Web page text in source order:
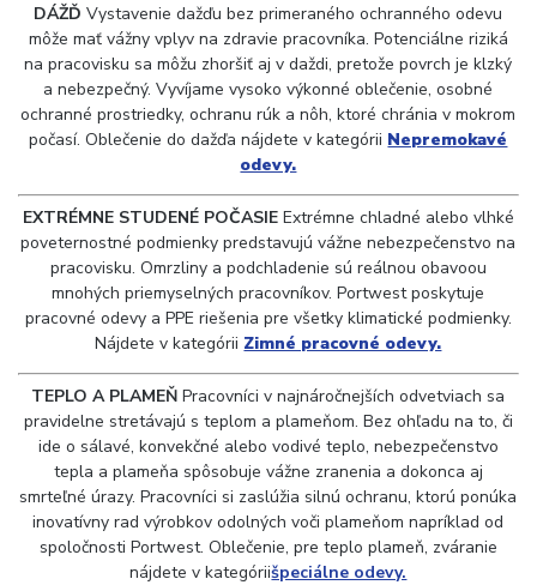
DÁŽĎVystavenie dažďu bez primeraného ochranného odevu
môže mať vážny vplyv na zdravie pracovníka. Potenciálne riziká
na pracovisku sa môžu zhoršiť aj v daždi, pretože povrch je klzký
a nebezpečný. Vyvíjame vysoko výkonné oblečenie, osobné
ochranné prostriedky, ochranu rúk a nôh, ktoré chránia v mokrom
počasí. Oblečenie do dažďa nájdete v kategórii Nepremokavé
odevy.
EXTRÉMNE STUDENÉ POČASIEExtrémne chladné alebo vlhké
poveternostné podmienky predstavujú vážne nebezpečenstvo na
pracovisku. Omrzliny a podchladenie sú reálnou obavoou
mnohých priemyselných pracovníkov. Portwest poskytuje
pracovné odevy a PPE riešenia pre všetky klimatické podmienky.
Nájdete v kategórii Zimné pracovné odevy.
TEPLO A PLAMEŇ Pracovníci v najnáročnejších odvetviach sa
pravidelne stretávajú s teplom a plameňom. Bez ohľadu na to, či
ide o sálavé, konvekčné alebo vodivé teplo, nebezpečenstvo
tepla a plameňa spôsobuje vážne zranenia a dokonca aj
smrteľné úrazy. Pracovníci si zaslúžia silnú ochranu, ktorú ponúka
inovatívny rad výrobkov odolných voči plameňom napríklad od
spoločnosti Portwest. Oblečenie, pre teplo plameň, zváranie
nájdete v kategóriišpeciálne odevy.